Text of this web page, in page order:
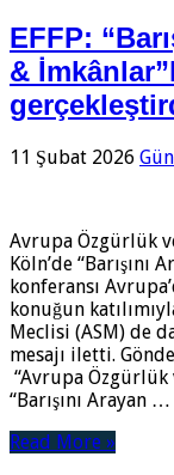
EFFP:
&
11 Şubat 2026
Avrupa Özgürlük
Köln’de “Barışını
konferansı
konuğun
Meclisi (ASM) de
mesajı iletti.
“Avrupa Özgürlük
“Barışını Arayan …
Read More »